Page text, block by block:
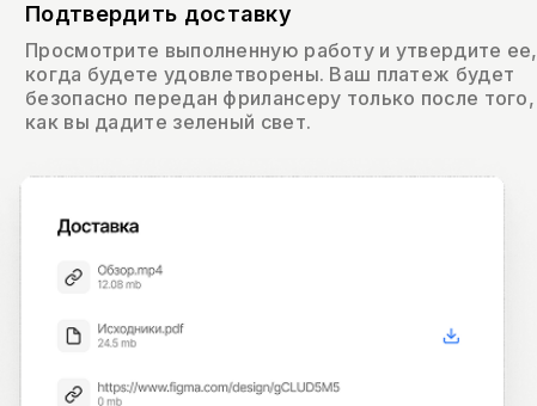
Подтвердить доставку
Просмотрите выполненную работу и утвердите ее,
когда будете удовлетворены. Ваш платеж будет
безопасно передан фрилансеру только после того,
как вы дадите зеленый свет.